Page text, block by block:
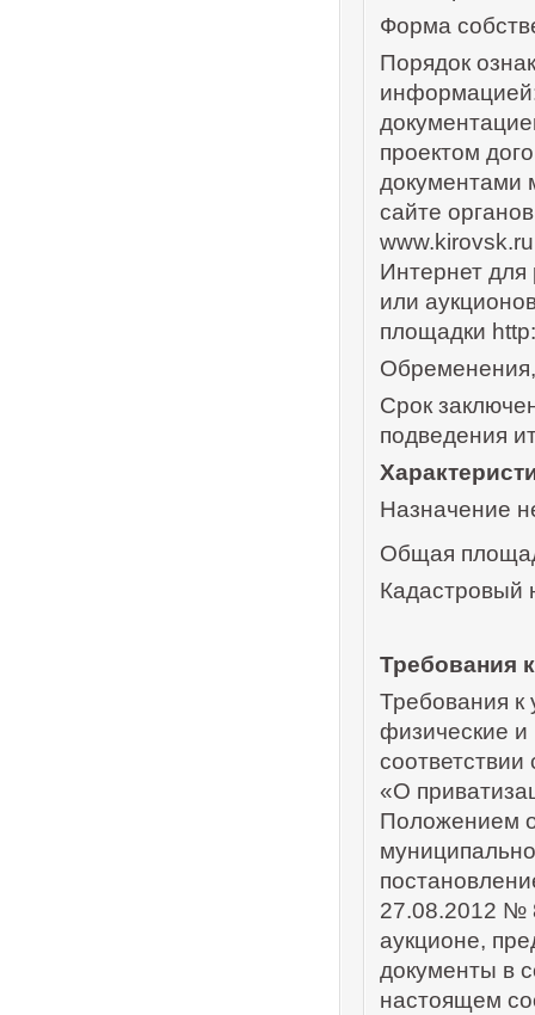
Форма
Порядок
проектом
документами
сайте
Интернет
или
площадки
Срок
подведения
Назначение
Общая
Кадастровый
Требования
Требования к
физические и
«О
Положением
27.08.2012 №
аукционе,
документы в
настоящем